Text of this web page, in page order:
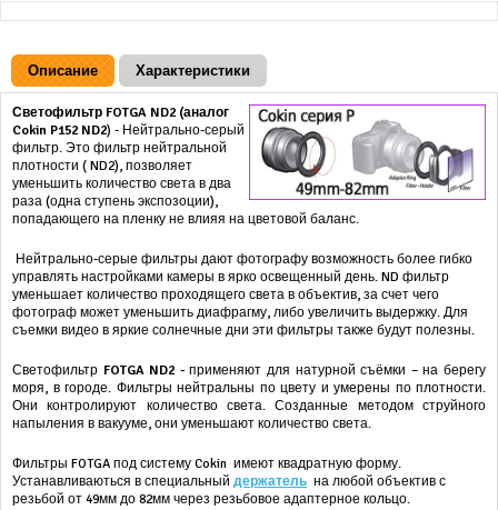
Описание Характеристики
Светофильтр FOTGA ND2 (аналог
Cokin P152 ND2) - Нейтрально-серый
фильтр. Это фильтр нейтральной
плотности ( ND2), позволяет
уменьшить количество света в два
раза (одна ступень экспозоции),
попадающего на пленку не влияя на цветовой баланс.
Нейтрально-серые фильтры дают фотографу возможность более гибко
управлять настройками камеры в ярко освещенный день. ND фильтр
уменьшает количество проходящего света в объектив, за счет чего
фотограф может уменьшить диафрагму, либо увеличить выдержку. Для
съемки видео в яркие солнечные дни эти фильтры также будут полезны.
Светофильтр FOTGA ND2 -применяют для натурной съёмки – на берегу
моря, в городе. Фильтры нейтральны по цвету и умерены по плотности.
Они контролируют количество света. Созданные методом струйного
напыления в вакууме, они уменьшают количество света.
Фильтры FOTGA под систему Cokin имеют квадратную форму.
Устанавливаються в специальный держатель на любой объектив с
резьбой от 49мм до 82мм через резьбовое адаптерное кольцо.